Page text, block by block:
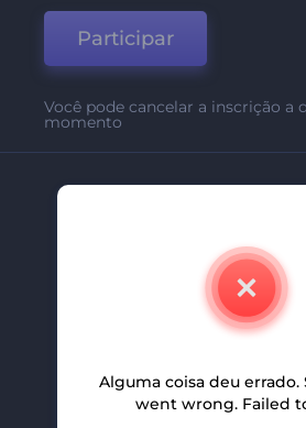
Participar
Você pode cancelar a inscrição a
momento
Contate-Nos
Carreiras
Programa De Afiliados
Alguma coisa deu
went wrong. Failed